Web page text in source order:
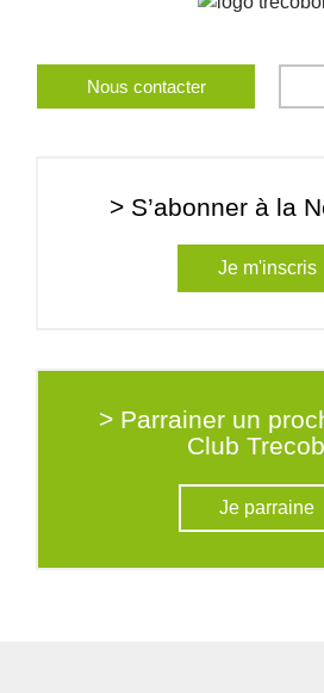
Nous contacter
> S’abonner à la
Je m'inscris
> Parrainer un
Club
Je parraine